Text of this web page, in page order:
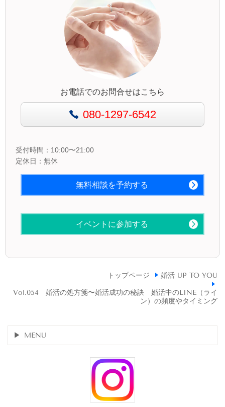
お電話でのお問合せはこちら
080-1297-6542
受付時間：10:00〜21:00
定休日：無休
無料相談を予約する
イベントに参加する
トップページ
婚活 UP TO YOU
Vol.054 婚活の処方箋〜婚活成功の秘訣 婚活中のLINE（ライ
ン）の頻度やタイミング
MENU